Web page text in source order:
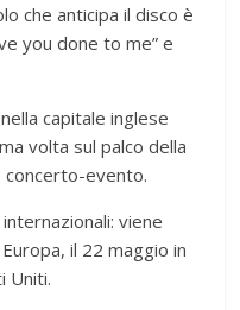
che anticipa il disco è
you done to me” e
capitale inglese
volta sul palco della
concerto-evento.
viene
il 22 maggio in
Uniti.